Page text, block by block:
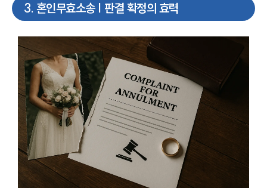
3. 혼인무효소송 | 판결 확정의 효력